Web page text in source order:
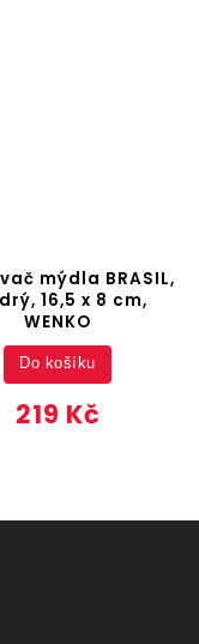
mýdla BRASIL,
16,5 x 8 cm,
WENKO
219 Kč
Do košíku